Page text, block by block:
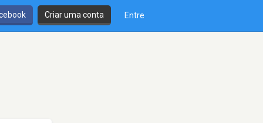
Criar uma conta Entre